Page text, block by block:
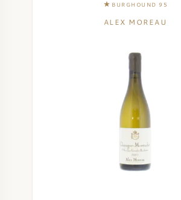
BURGHOUND 95
ALEX MOREAU